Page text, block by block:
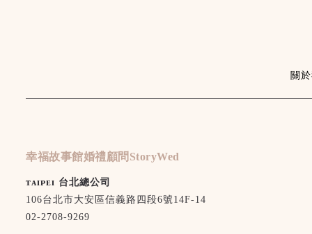
關
幸福故事館婚禮顧問StoryWed
ᴛᴀɪᴘᴇɪ 台北總公司
106台北市大安區信義路四段6號14F-14
02-2708-9269